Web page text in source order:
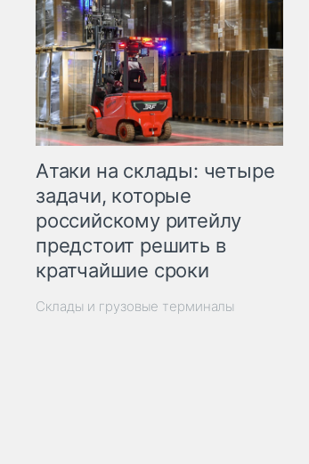
Атаки на склады: четыре
задачи, которые
российскому ритейлу
предстоит решить в
кратчайшие сроки
Склады и грузовые терминалы